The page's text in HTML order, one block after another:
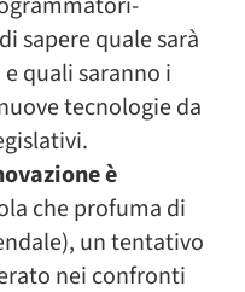
sapere quale sarà
quali saranno i
tecnologie da
è
che profuma di
un tentativo
nei confronti